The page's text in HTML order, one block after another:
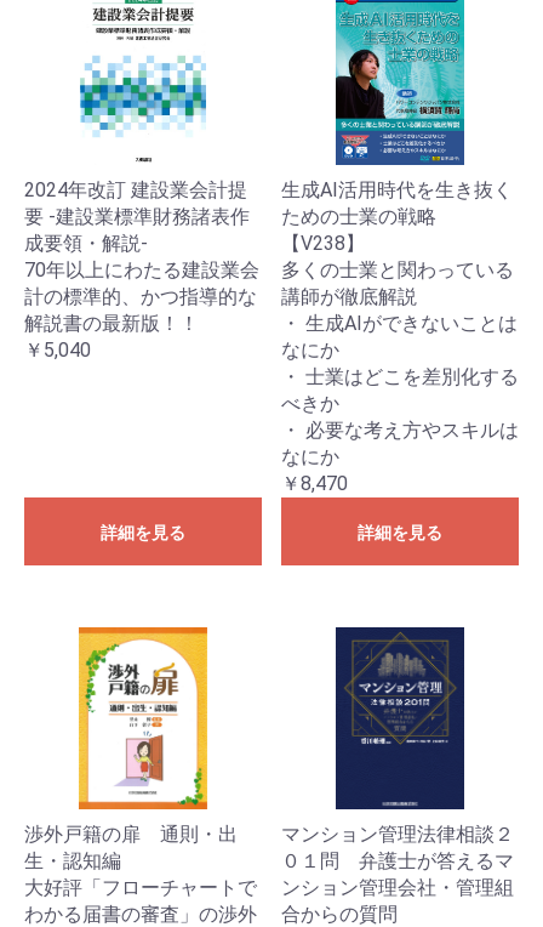
2024年改訂 建設業会計提
要 -建設業標準財務諸表作
成要領・解説-
70年以上にわたる建設業会
計の標準的、かつ指導的な
解説書の最新版！！
￥5,040
詳細を見る
生成AI活用時代を生き抜く
ための士業の戦略
【V238】
多くの士業と関わっている
講師が徹底解説
・ 生成AIができないことは
なにか
・ 士業はどこを差別化する
べきか
・ 必要な考え方やスキルは
なにか
￥8,470
詳細を見る
渉外戸籍の扉 通則・出
生・認知編
大好評「フローチャートで
わかる届書の審査」の渉外
マンション管理法律相談２
０１問 弁護士が答えるマ
ンション管理会社・管理組
合からの質問